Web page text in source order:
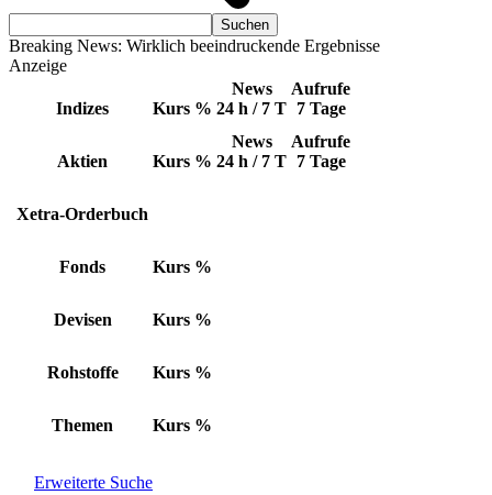
Breaking News: Wirklich beeindruckende Ergebnisse
Anzeige
Indizes Kurs %
News
24 h / 7 T
Aufrufe
7 Tage
Aktien Kurs %
News
24 h / 7 T
Aufrufe
7 Tage
Xetra-Orderbuch
Fonds Kurs %
Devisen Kurs %
Rohstoffe Kurs %
Themen Kurs %
Erweiterte Suche